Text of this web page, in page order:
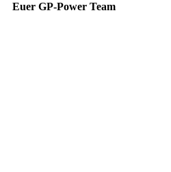
Euer GP-Power Team